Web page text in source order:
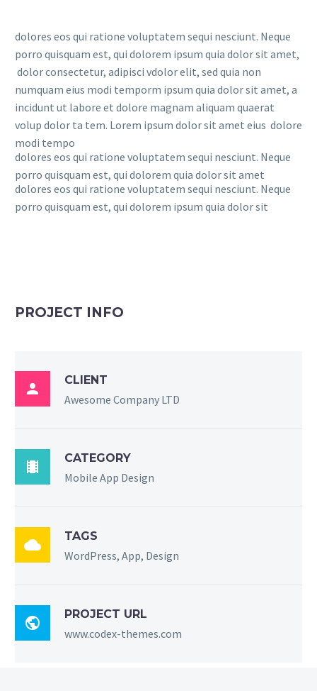
dolores eos qui ratione voluptatem sequi nesciunt. Neque
porro quisquam est, qui dolorem ipsum quia dolor sit amet,
dolor consectetur, adipisci vdolor elit, sed quia non
numquam eius modi temporm ipsum quia dolor sit amet, a
incidunt ut labore et dolore magnam aliquam quaerat
volup dolor ta tem. Lorem ipsum dolor sit amet eius dolore
modi tempo
dolores eos qui ratione voluptatem sequi nesciunt. Neque
porro quisquam est, qui dolorem quia dolor sit amet
dolores eos qui ratione voluptatem sequi nesciunt. Neque
porro quisquam est, qui dolorem ipsum quia dolor sit
PROJECT INFO

CLIENT
Awesome Company LTD

CATEGORY
Mobile App Design

TAGS
WordPress, App, Design

PROJECT URL
www.codex-themes.com